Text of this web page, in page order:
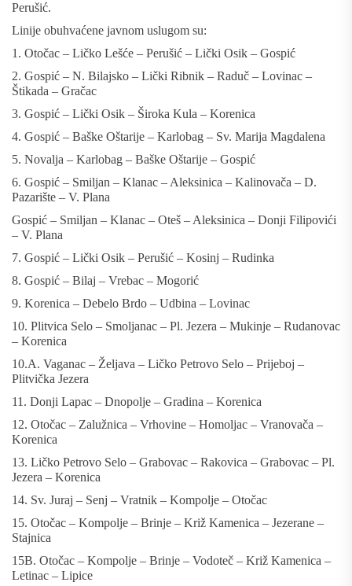
Perušić.
Linije obuhvaćene javnom uslugom su:
1. Otočac – Ličko Lešće – Perušić – Lički Osik – Gospić
2. Gospić – N. Bilajsko – Lički Ribnik – Raduč – Lovinac –
Štikada – Gračac
3. Gospić – Lički Osik – Široka Kula – Korenica
4. Gospić – Baške Oštarije – Karlobag – Sv. Marija Magdalena
5. Novalja – Karlobag – Baške Oštarije – Gospić
6. Gospić – Smiljan – Klanac – Aleksinica – Kalinovača – D.
Pazarište – V. Plana
Gospić – Smiljan – Klanac – Oteš – Aleksinica – Donji Filipovići
– V. Plana
7. Gospić – Lički Osik – Perušić – Kosinj – Rudinka
8. Gospić – Bilaj – Vrebac – Mogorić
9. Korenica – Debelo Brdo – Udbina – Lovinac
10. Plitvica Selo – Smoljanac – Pl. Jezera – Mukinje – Rudanovac
– Korenica
10.A. Vaganac – Željava – Ličko Petrovo Selo – Prijeboj –
Plitvička Jezera
11. Donji Lapac – Dnopolje – Gradina – Korenica
12. Otočac – Zalužnica – Vrhovine – Homoljac – Vranovača –
Korenica
13. Ličko Petrovo Selo – Grabovac – Rakovica – Grabovac – Pl.
Jezera – Korenica
14. Sv. Juraj – Senj – Vratnik – Kompolje – Otočac
15. Otočac – Kompolje – Brinje – Križ Kamenica – Jezerane –
Stajnica
15B. Otočac – Kompolje – Brinje – Vodoteč – Križ Kamenica –
Letinac – Lipice